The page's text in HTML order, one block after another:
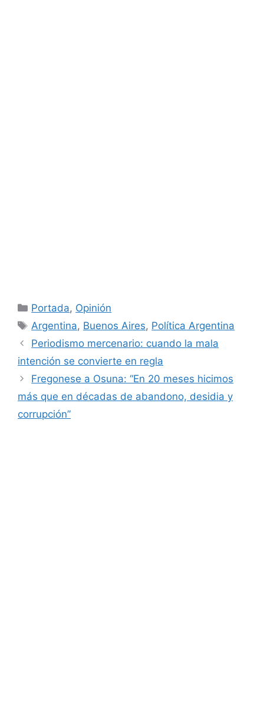
Categorías
Portada, Opinión
Etiquetas
Argentina, Buenos Aires, Política Argentina
Periodismo mercenario: cuando la mala
intención se convierte en regla
Fregonese a Osuna: “En 20 meses hicimos
más que en décadas de abandono, desidia y
corrupción”